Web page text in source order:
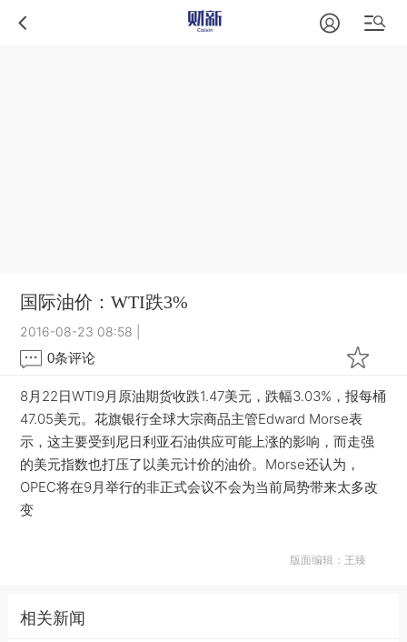
国际油价：WTI跌3%
2016-08-23 08:58
0条评论
8月22日WTI9月原油期货收跌1.47美元，跌幅3.03%，报每桶
47.05美元。花旗银行全球大宗商品主管Edward Morse表
示，这主要受到尼日利亚石油供应可能上涨的影响，而走强
的美元指数也打压了以美元计价的油价。Morse还认为，
OPEC将在9月举行的非正式会议不会为当前局势带来太多改
变
版面编辑：王臻
相关新闻